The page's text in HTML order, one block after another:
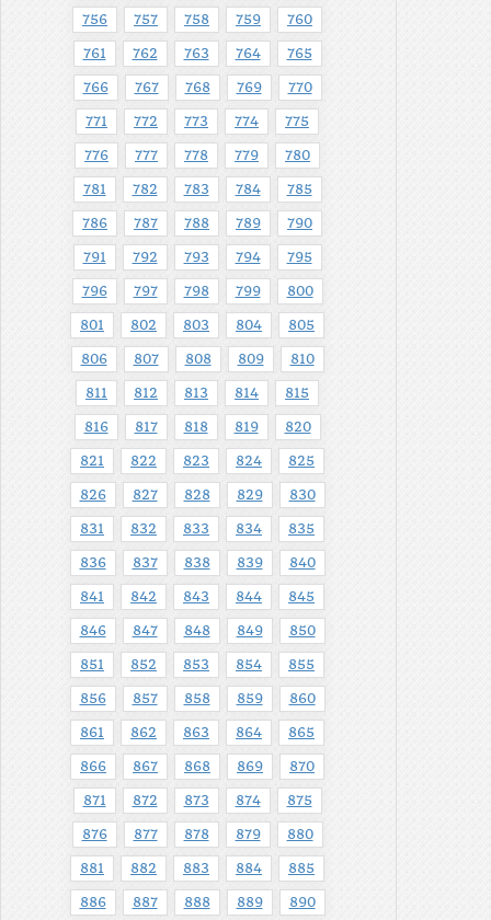
756 757 758 759 760
761 762 763 764 765
766 767 768 769 770
771 772 773 774 775
776 777 778 779 780
781 782 783 784 785
786 787 788 789 790
791 792 793 794 795
796 797 798 799 800
801 802 803 804 805
806 807 808 809 810
811 812 813 814 815
816 817 818 819 820
821 822 823 824 825
826 827 828 829 830
831 832 833 834 835
836 837 838 839 840
841 842 843 844 845
846 847 848 849 850
851 852 853 854 855
856 857 858 859 860
861 862 863 864 865
866 867 868 869 870
871 872 873 874 875
876 877 878 879 880
881 882 883 884 885
886 887 888 889 890